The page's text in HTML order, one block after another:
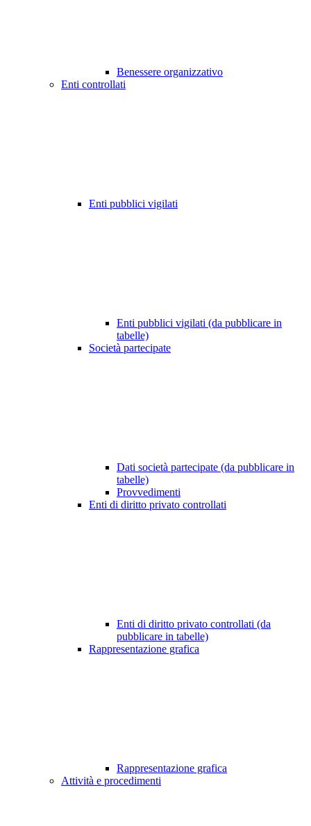
Benessere organizzativo
Enti controllati
Enti pubblici vigilati
Enti pubblici vigilati (da pubblicare in
tabelle)
Società partecipate
Dati società partecipate (da pubblicare in
tabelle)
Provvedimenti
Enti di diritto privato controllati
Enti di diritto privato controllati (da
pubblicare in tabelle)
Rappresentazione grafica
Rappresentazione grafica
Attività e procedimenti